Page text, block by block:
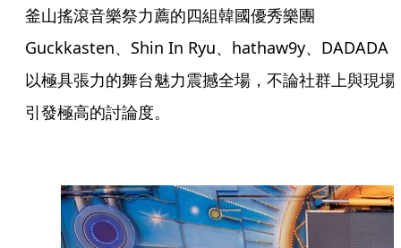
釜山搖滾音樂祭力薦的四組韓國優秀樂團
Guckkasten、Shin In Ryu、hathaw9y、DADADA
以極具張力的舞台魅力震撼全場，不論社群上與現場
引發極高的討論度。